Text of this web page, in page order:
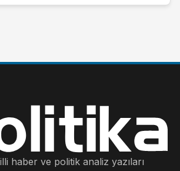
haber ve politik analiz yazıları